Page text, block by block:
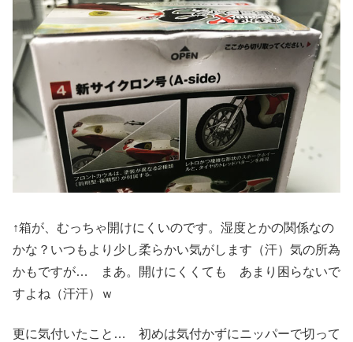
↑箱が、むっちゃ開けにくいのです。湿度とかの関係なの
かな？いつもより少し柔らかい気がします（汗）気の所為
かもですが… まあ。開けにくくても あまり困らないで
すよね（汗汗）ｗ
更に気付いたこと… 初めは気付かずにニッパーで切って